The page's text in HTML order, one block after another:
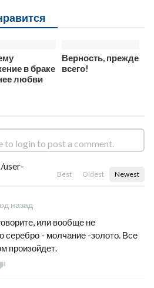
в браке
любви
Верность, прежде
всего!
Best Oldest Newest
назад
или вообще не
серебро - молчание -золото. Все
произойдет.